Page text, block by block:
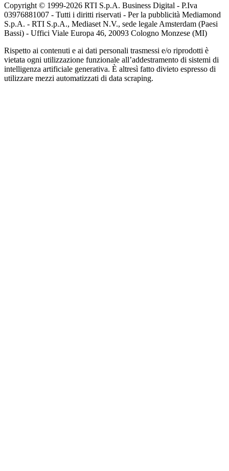
Copyright © 1999-2026 RTI S.p.A. Business Digital - P.Iva
03976881007 - Tutti i diritti riservati - Per la pubblicità Mediamond
S.p.A. - RTI S.p.A., Mediaset N.V., sede legale Amsterdam (Paesi
Bassi) - Uffici Viale Europa 46, 20093 Cologno Monzese (MI)
Rispetto ai contenuti e ai dati personali trasmessi e/o riprodotti è
vietata ogni utilizzazione funzionale all’addestramento di sistemi di
intelligenza artificiale generativa. È altresì fatto divieto espresso di
utilizzare mezzi automatizzati di data scraping.